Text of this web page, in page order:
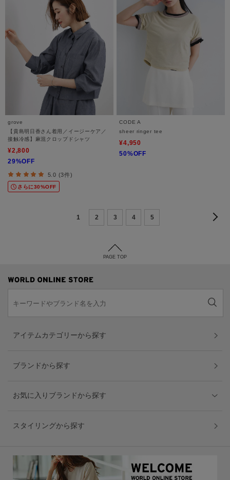
grove
【貴島明日香さん着用／イージーケア／
接触冷感】麻混クロップドシャツ
¥2,800
29%OFF
5.0 (3件)
さらに30%OFF
CODE A
sheer ringer tee
¥4,950
50%OFF
1 2 3 4 5
PAGE TOP
アイテムカテゴリーから探す
ブランドから探す
お気に入りブランドから探す
スタイリングから探す